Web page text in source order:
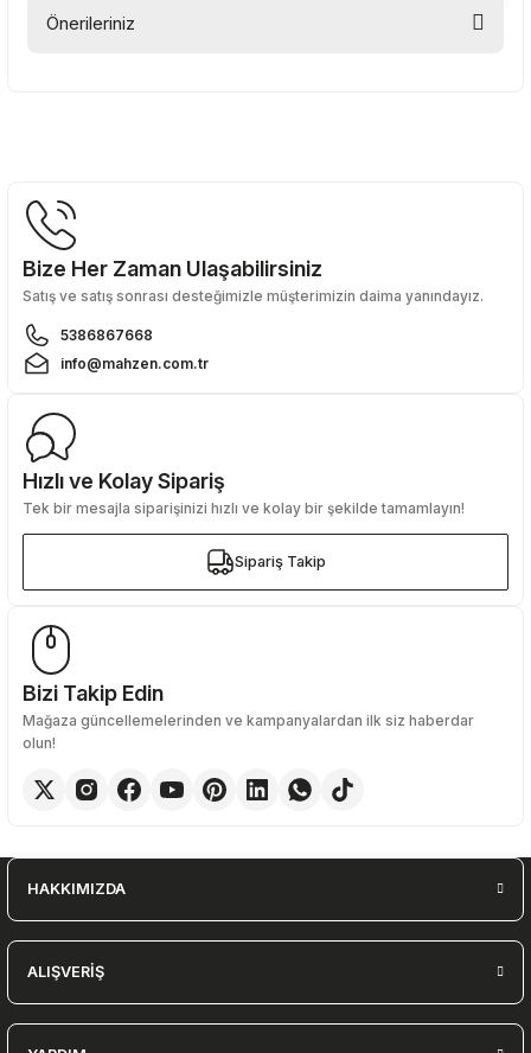
Önerileriniz
Ürün resmi kalitesiz, bozuk veya görüntülenemiyor.
Ürün açıklamasında eksik bilgiler bulunuyor.
Ürün bilgilerinde hatalar bulunuyor.
Bu ürüne benzer farklı alternatifler olmalı.
Gönder
Bize Her Zaman Ulaşabilirsiniz
Satış ve satış sonrası desteğimizle müşterimizin daima yanındayız.
5386867668
info@mahzen.com.tr
Hızlı ve Kolay Sipariş
Tek bir mesajla siparişinizi hızlı ve kolay bir şekilde tamamlayın!
Sipariş Takip
Sipariş Takip
Bizi Takip Edin
Mağaza güncellemelerinden ve kampanyalardan ilk siz haberdar
olun!
HAKKIMIZDA
ALIŞVERİŞ